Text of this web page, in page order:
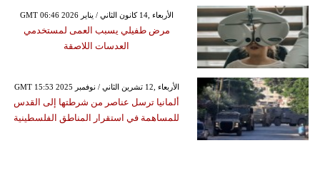
GMT 06:46 2026 الأربعاء ,14 كانون الثاني / يناير
مرض طفيلي يسبب العمى لمستخدمي
العدسات اللاصقة
GMT 15:53 2025 الأربعاء ,12 تشرين الثاني / نوفمبر
ألمانيا ترسل عناصر من شرطتها إلى القدس
للمساهمة في استقرار المناطق الفلسطينية